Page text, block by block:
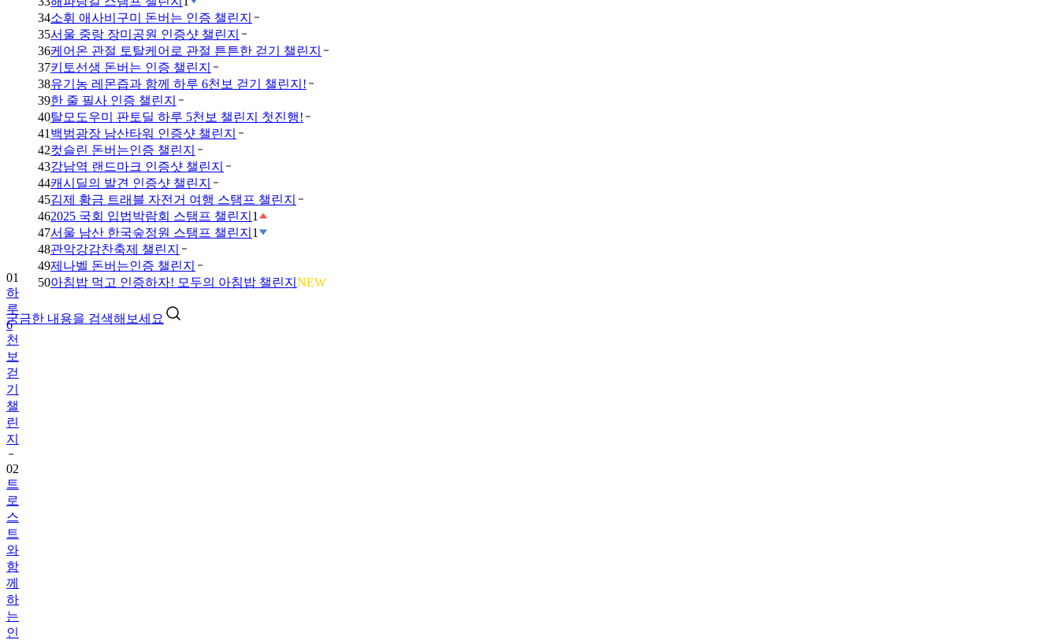
34소휘 애사비구미 돈버는 인증 챌린지
35서울 중랑 장미공원 인증샷 챌린지
36케어온 관절 토탈케어로 관절 튼튼한 걷기 챌린지
37키토선생 돈버는 인증 챌린지
38유기농 레몬즙과 함께 하루 6천보 걷기 챌린지!
39한 줄 필사 인증 챌린지
40탈모도우미 판토딜 하루 5천보 챌린지 첫진행!
41 백범광장 남산타워 인증샷 챌린지
42컷슬린 돈버는인증 챌린지
43강남역 랜드마크 인증샷 챌린지
44캐시딜의 발견 인증샷 챌린지
45김제 황금 트래블 자전거 여행 스탬프 챌린지
462025 국회 입법박람회 스탬프 챌린지 1
47서울 남산 한국숲정원 스탬프 챌린지 1
48관악강감찬축제 챌린지
49제나벨 돈버는인증 챌린지
50아침밥 먹고 인증하자! 모두의 아침밥 챌린지 NEW
궁금한 내용을 검색해보세요
01
하
루
6
천
보
걷
기
챌
린
지
02
트
로
스
트
와
함
께
하
는
인